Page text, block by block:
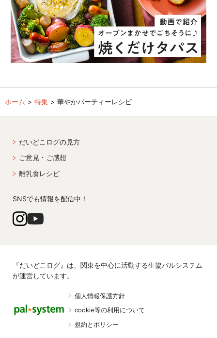
ホーム 特集 華やかパーティーレシピ
だいどこログの見方
ご意見・ご感想
離乳食レシピ
SNSでも情報を配信中！
『だいどこログ』は、関東を中心に活動する生協パルシステム
が運営しています。
個人情報保護方針
cookie等の利用について
規約とポリシー